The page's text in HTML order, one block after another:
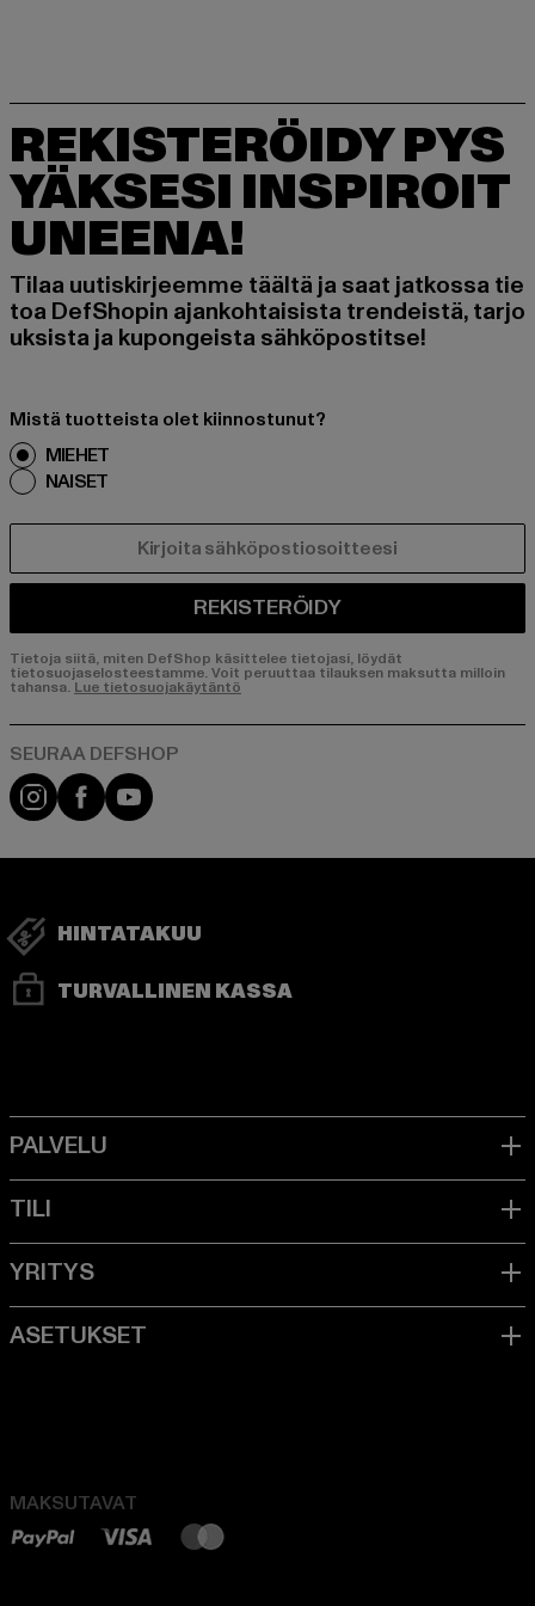
REKISTERÖIDY PYS
YÄKSESI INSPIROIT
UNEENA!
Tilaa uutiskirjeemme täältä ja saat jatkossa tie
toa DefShopin ajankohtaisista trendeistä, tarjo
uksista ja kupongeista sähköpostitse!
Mistä tuotteista olet kiinnostunut?
MIEHET
NAISET
REKISTERÖIDY
Tietoja siitä, miten DefShop käsittelee tietojasi, löydät
tietosuojaselosteestamme. Voit peruuttaa tilauksen maksutta milloin
tahansa. Lue tietosuojakäytäntö
Visit our Instagram page:
Visit our Facebook page:
Visit our YouTube channel:
HINTATAKUU
TURVALLINEN KASSA
MAKSUTAVAT